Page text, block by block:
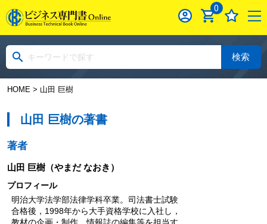
0
検索
HOME> 山田 巨樹
山田 巨樹の著書
著者
山田 巨樹（やまだ なおき）
プロフィール
明治大学法学部法律学科卒業。司法書士試験
合格後，1998年から大手資格学校に入社し，